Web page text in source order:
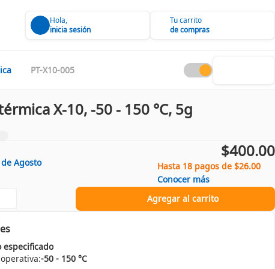
Hola,
inicia sesión
Tu carrito
de compras
PT-X10-005
X-10, -50 - 150 °C, 5g
de Agosto
$400.00
Hasta 18 pagos de $26.00
Conocer más
Agregar al carrito
especificado
-50 - 150 °C